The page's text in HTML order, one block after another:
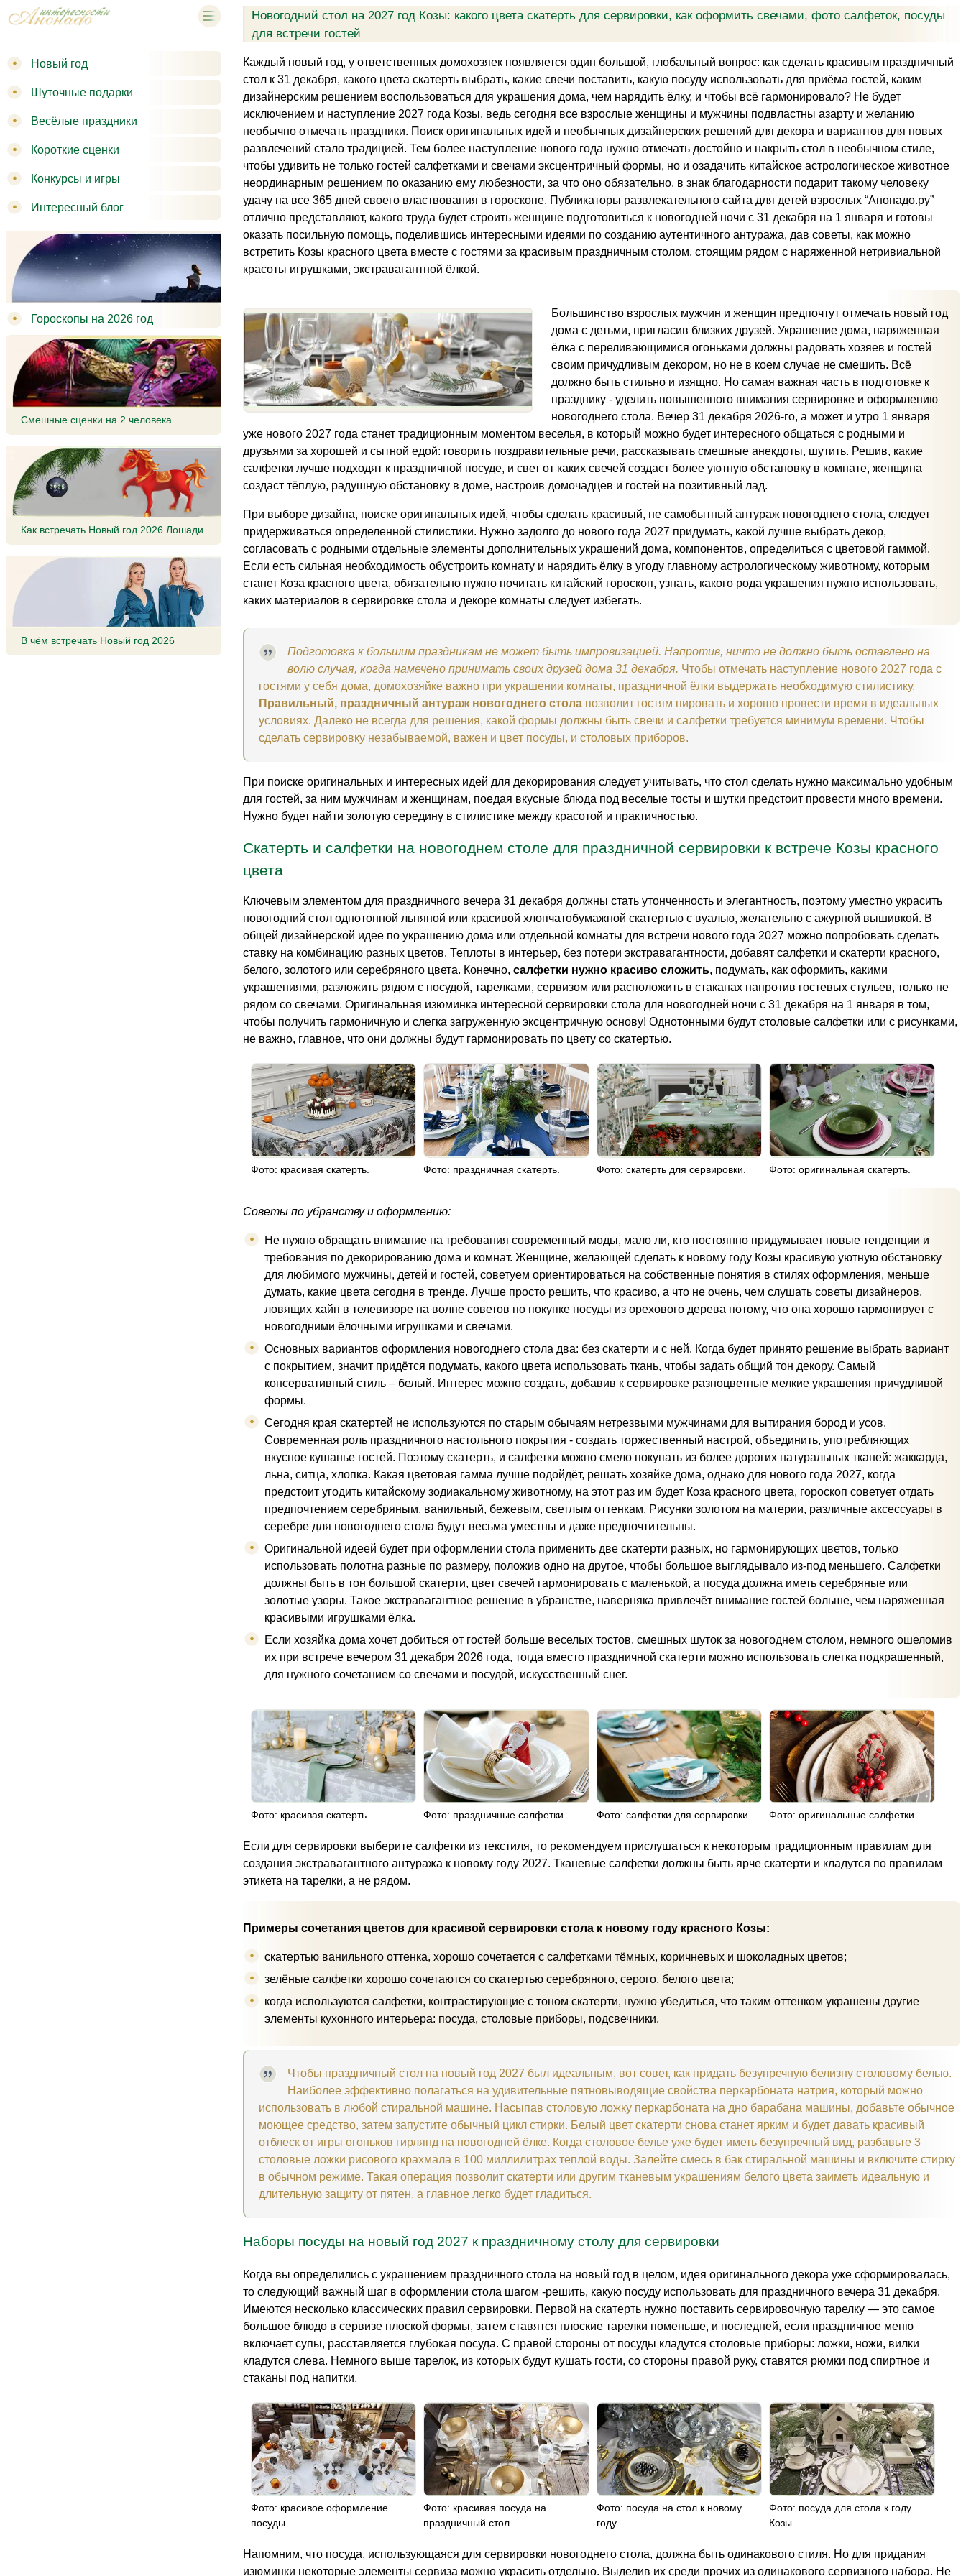
Новогодний стол на 2027 год Козы: какого цвета скатерть для сервировки, как оформить свечами, фото салфеток, посуды
для встречи гостей
Каждый новый год, у ответственных домохозяек появляется один большой, глобальный вопрос: как сделать красивым праздничный
стол к 31 декабря, какого цвета скатерть выбрать, какие свечи поставить, какую посуду использовать для приёма гостей, каким
дизайнерским решением воспользоваться для украшения дома, чем нарядить ёлку, и чтобы всё гармонировало? Не будет
исключением и наступление 2027 года Козы, ведь сегодня все взрослые женщины и мужчины подвластны азарту и желанию
необычно отмечать праздники. Поиск оригинальных идей и необычных дизайнерских решений для декора и вариантов для новых
развлечений стало традицией. Тем более наступление нового года нужно отмечать достойно и накрыть стол в необычном стиле,
чтобы удивить не только гостей салфетками и свечами эксцентричный формы, но и озадачить китайское астрологическое животное
неординарным решением по оказанию ему любезности, за что оно обязательно, в знак благодарности подарит такому человеку
удачу на все 365 дней своего властвования в гороскопе. Публикаторы развлекательного сайта для детей взрослых “Анонадо.ру”
отлично представляют, какого труда будет строить женщине подготовиться к новогодней ночи с 31 декабря на 1 января и готовы
оказать посильную помощь, поделившись интересными идеями по созданию аутентичного антуража, дав советы, как можно
встретить Козы красного цвета вместе с гостями за красивым праздничным столом, стоящим рядом с наряженной нетривиальной
красоты игрушками, экстравагантной ёлкой.
Большинство взрослых мужчин и женщин предпочтут отмечать новый год
дома с детьми, пригласив близких друзей. Украшение дома, наряженная
ёлка с переливающимися огоньками должны радовать хозяев и гостей
своим причудливым декором, но не в коем случае не смешить. Всё
должно быть стильно и изящно. Но самая важная часть в подготовке к
празднику - уделить повышенного внимания сервировке и оформлению
новогоднего стола. Вечер 31 декабря 2026-го, а может и утро 1 января
уже нового 2027 года станет традиционным моментом веселья, в который можно будет интересного общаться с родными и
друзьями за хорошей и сытной едой: говорить поздравительные речи, рассказывать смешные анекдоты, шутить. Решив, какие
салфетки лучше подходят к праздничной посуде, и свет от каких свечей создаст более уютную обстановку в комнате, женщина
создаст тёплую, радушную обстановку в доме, настроив домочадцев и гостей на позитивный лад.
При выборе дизайна, поиске оригинальных идей, чтобы сделать красивый, не самобытный антураж новогоднего стола, следует
придерживаться определенной стилистики. Нужно задолго до нового года 2027 придумать, какой лучше выбрать декор,
согласовать с родными отдельные элементы дополнительных украшений дома, компонентов, определиться с цветовой гаммой.
Если есть сильная необходимость обустроить комнату и нарядить ёлку в угоду главному астрологическому животному, которым
станет Коза красного цвета, обязательно нужно почитать китайский гороскоп, узнать, какого рода украшения нужно использовать,
каких материалов в сервировке стола и декоре комнаты следует избегать.
Подготовка к большим праздникам не может быть импровизацией. Напротив, ничто не должно быть оставлено на
волю случая, когда намечено принимать своих друзей дома 31 декабря. Чтобы отмечать наступление нового 2027 года с
гостями у себя дома, домохозяйке важно при украшении комнаты, праздничной ёлки выдержать необходимую стилистику.
Правильный, праздничный антураж новогоднего стола позволит гостям пировать и хорошо провести время в идеальных
условиях. Далеко не всегда для решения, какой формы должны быть свечи и салфетки требуется минимум времени. Чтобы
сделать сервировку незабываемой, важен и цвет посуды, и столовых приборов.
При поиске оригинальных и интересных идей для декорирования следует учитывать, что стол сделать нужно максимально удобным
для гостей, за ним мужчинам и женщинам, поедая вкусные блюда под веселые тосты и шутки предстоит провести много времени.
Нужно будет найти золотую середину в стилистике между красотой и практичностью.
Скатерть и салфетки на новогоднем столе для праздничной сервировки к встрече Козы красного
цвета
Ключевым элементом для праздничного вечера 31 декабря должны стать утонченность и элегантность, поэтому уместно украсить
новогодний стол однотонной льняной или красивой хлопчатобумажной скатертью с вуалью, желательно с ажурной вышивкой. В
общей дизайнерской идее по украшению дома или отдельной комнаты для встречи нового года 2027 можно попробовать сделать
ставку на комбинацию разных цветов. Теплоты в интерьер, без потери экстравагантности, добавят салфетки и скатерти красного,
белого, золотого или серебряного цвета. Конечно, салфетки нужно красиво сложить, подумать, как оформить, какими
украшениями, разложить рядом с посудой, тарелками, сервизом или расположить в стаканах напротив гостевых стульев, только не
рядом со свечами. Оригинальная изюминка интересной сервировки стола для новогодней ночи с 31 декабря на 1 января в том,
чтобы получить гармоничную и слегка загруженную эксцентричную основу! Однотонными будут столовые салфетки или с рисунками,
не важно, главное, что они должны будут гармонировать по цвету со скатертью.
Фото: красивая скатерть. Фото: праздничная скатерть. Фото: скатерть для сервировки. Фото: оригинальная скатерть.
Советы по убранству и оформлению:
Не нужно обращать внимание на требования современный моды, мало ли, кто постоянно придумывает новые тенденции и
требования по декорированию дома и комнат. Женщине, желающей сделать к новому году Козы красивую уютную обстановку
для любимого мужчины, детей и гостей, советуем ориентироваться на собственные понятия в стилях оформления, меньше
думать, какие цвета сегодня в тренде. Лучше просто решить, что красиво, а что не очень, чем слушать советы дизайнеров,
ловящих хайп в телевизоре на волне советов по покупке посуды из орехового дерева потому, что она хорошо гармонирует с
новогодними ёлочными игрушками и свечами.
Основных вариантов оформления новогоднего стола два: без скатерти и с ней. Когда будет принято решение выбрать вариант
с покрытием, значит придётся подумать, какого цвета использовать ткань, чтобы задать общий тон декору. Самый
консервативный стиль – белый. Интерес можно создать, добавив к сервировке разноцветные мелкие украшения причудливой
формы.
Сегодня края скатертей не используются по старым обычаям нетрезвыми мужчинами для вытирания бород и усов.
Современная роль праздничного настольного покрытия - создать торжественный настрой, объединить, употребляющих
вкусное кушанье гостей. Поэтому скатерть, и салфетки можно смело покупать из более дорогих натуральных тканей: жаккарда,
льна, ситца, хлопка. Какая цветовая гамма лучше подойдёт, решать хозяйке дома, однако для нового года 2027, когда
предстоит угодить китайскому зодиакальному животному, на этот раз им будет Коза красного цвета, гороскоп советует отдать
предпочтением серебряным, ванильный, бежевым, светлым оттенкам. Рисунки золотом на материи, различные аксессуары в
серебре для новогоднего стола будут весьма уместны и даже предпочтительны.
Оригинальной идеей будет при оформлении стола применить две скатерти разных, но гармонирующих цветов, только
использовать полотна разные по размеру, положив одно на другое, чтобы большое выглядывало из-под меньшего. Салфетки
должны быть в тон большой скатерти, цвет свечей гармонировать с маленькой, а посуда должна иметь серебряные или
золотые узоры. Такое экстравагантное решение в убранстве, наверняка привлечёт внимание гостей больше, чем наряженная
красивыми игрушками ёлка.
Если хозяйка дома хочет добиться от гостей больше веселых тостов, смешных шуток за новогоднем столом, немного ошеломив
их при встрече вечером 31 декабря 2026 года, тогда вместо праздничной скатерти можно использовать слегка подкрашенный,
для нужного сочетанием со свечами и посудой, искусственный снег.
Фото: красивая скатерть. Фото: праздничные салфетки. Фото: салфетки для сервировки. Фото: оригинальные салфетки.
Если для сервировки выберите салфетки из текстиля, то рекомендуем прислушаться к некоторым традиционным правилам для
создания экстравагантного антуража к новому году 2027. Тканевые салфетки должны быть ярче скатерти и кладутся по правилам
этикета на тарелки, а не рядом.
Примеры сочетания цветов для красивой сервировки стола к новому году красного Козы:
скатертью ванильного оттенка, хорошо сочетается с салфетками тёмных, коричневых и шоколадных цветов;
зелёные салфетки хорошо сочетаются со скатертью серебряного, серого, белого цвета;
когда используются салфетки, контрастирующие с тоном скатерти, нужно убедиться, что таким оттенком украшены другие
элементы кухонного интерьера: посуда, столовые приборы, подсвечники.
Чтобы праздничный стол на новый год 2027 был идеальным, вот совет, как придать безупречную белизну столовому белью.
Наиболее эффективно полагаться на удивительные пятновыводящие свойства перкарбоната натрия, который можно
использовать в любой стиральной машине. Насыпав столовую ложку перкарбоната на дно барабана машины, добавьте обычное
моющее средство, затем запустите обычный цикл стирки. Белый цвет скатерти снова станет ярким и будет давать красивый
отблеск от игры огоньков гирлянд на новогодней ёлке. Когда столовое белье уже будет иметь безупречный вид, разбавьте 3
столовые ложки рисового крахмала в 100 миллилитрах теплой воды. Залейте смесь в бак стиральной машины и включите стирку
в обычном режиме‏. Такая операция позволит скатерти или другим тканевым украшениям белого цвета заиметь идеальную и
длительную защиту от пятен, а главное легко будет гладиться.
Наборы посуды на новый год 2027 к праздничному столу для сервировки
Когда вы определились с украшением праздничного стола на новый год в целом, идея оригинального декора уже сформировалась,
то следующий важный шаг в оформлении стола шагом -решить, какую посуду использовать для праздничного вечера 31 декабря.
Имеются несколько классических правил сервировки. Первой на скатерть нужно поставить сервировочную тарелку — это самое
большое блюдо в сервизе плоской формы, затем ставятся плоские тарелки поменьше, и последней, если праздничное меню
включает супы, расставляется глубокая посуда. С правой стороны от посуды кладутся столовые приборы: ложки, ножи, вилки
кладутся слева. Немного выше тарелок, из которых будут кушать гости, со стороны правой руку, ставятся рюмки под спиртное и
стаканы под напитки.
Фото: красивое оформление
посуды.
Фото: красивая посуда на
праздничный стол.
Фото: посуда на стол к новому
году.
Фото: посуда для стола к году
Козы.
Напомним, что посуда, использующаяся для сервировки новогоднего стола, должна быть одинакового стиля. Но для придания
изюминки некоторые элементы сервиза можно украсить отдельно. Выделив их среди прочих из одинакового сервизного набора. Не
Новый год
Шуточные подарки
Весёлые праздники
Короткие сценки
Конкурсы и игры
Интересный блог
Гороскопы на 2026 год
Смешные сценки на 2 человека
Как встречать Новый год 2026 Лошади
В чём встречать Новый год 2026